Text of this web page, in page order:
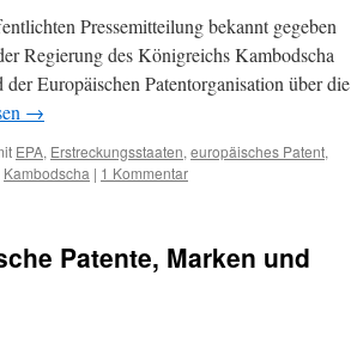
Pressemitteilung bekannt gegeben
Regierung des Königreichs Kambodscha
Europäischen Patentorganisation über die
→
EPA, Erstreckungsstaaten, europäisches Patent,
Kambodscha | 1 Kommentar
Patente, Marken und